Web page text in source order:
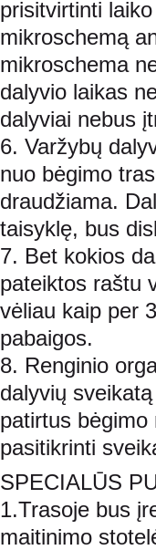
prisitvirtinti
mikroschemą
mikroschema
dalyvio laikas
dalyviai nebus
6. Varžybų
nuo bėgimo
draudžiama.
taisyklę, bus
7. Bet kokios
pateiktos raštu
vėliau kaip per
pabaigos.
8. Renginio
dalyvių
patirtus
pasitikrinti
SPECIALŪS
1.Trasoje bus
maitinimo